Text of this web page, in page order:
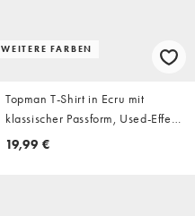
WEITERE FARBEN
Topman T-Shirt in Ecru mit
klassischer Passform, Used-Effekt
und offenem Saum
19,99 €